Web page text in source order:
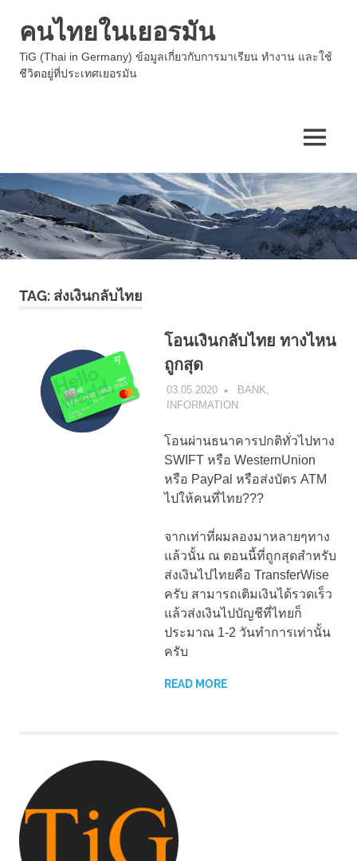
Skip
to
content
คนไทยในเยอรมัน
TiG (Thai in Germany) ข้อมูลเกี่ยวกับการมาเรียน ทำงาน และใช้
ชีวิตอยู่ที่ประเทศเยอรมัน
MENU
TAG: ส่งเงินกลับไทย
โอนเงินกลับไทย ทางไหน
ถูกสุด
03.05.2020 TIG
BANK
INFORMATION
โอนผ่านธนาคารปกติทั่วไปทาง
SWIFT หรือ WesternUnion
หรือ PayPal หรือส่งบัตร ATM
ไปให้คนที่ไทย???
จากเท่าที่ผมลองมาหลายๆทาง
แล้วนั้น ณ ตอนนี้ที่ถูกสุดสำหรับ
ส่งเงินไปไทยคือ TransferWise
ครับ สามารถเติมเงินได้รวดเร็ว
แล้วส่งเงินไปบัญชีที่ไทยก็
ประมาณ 1-2 วันทำการเท่านั้น
ครับ
READ MORE